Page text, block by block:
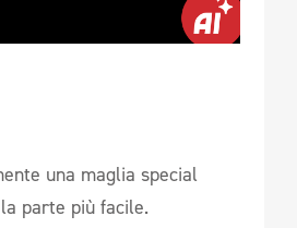
una maglia special
parte più facile.